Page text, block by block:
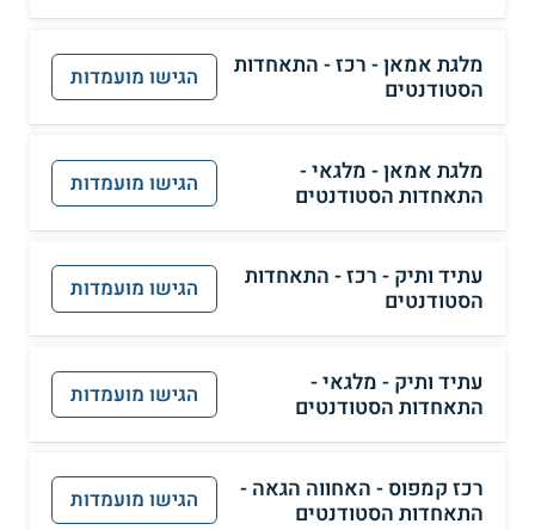
מלגת אמאן - רכז - התאחדות
הסטודנטים
הגישו מועמדות
מלגת אמאן - מלגאי -
התאחדות הסטודנטים
הגישו מועמדות
עתיד ותיק - רכז - התאחדות
הסטודנטים
הגישו מועמדות
עתיד ותיק - מלגאי -
התאחדות הסטודנטים
הגישו מועמדות
רכז קמפוס - האחווה הגאה -
התאחדות הסטודנטים
הגישו מועמדות